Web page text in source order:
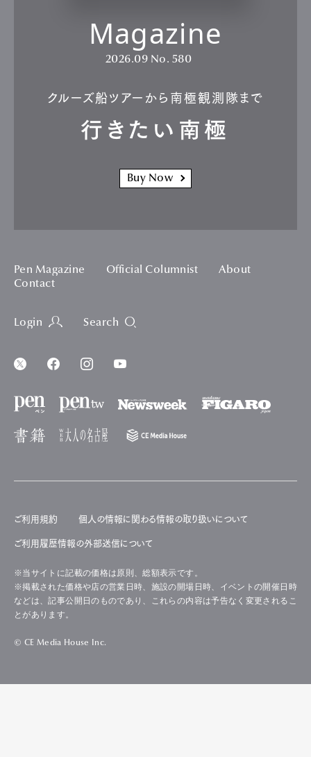
Magazine
2026.09 No. 580
クルーズ船ツアーから南極観測隊まで
行きたい南極
Buy Now
Pen Magazine Official Columnist
About
Contact
Login Search
ご利用規約 個人の情報に関わる情報の取り扱いについて
ご利用履歴情報の外部送信について
※当サイトに記載の価格は原則、総額表示です。
※掲載された価格や店の営業日時、施設の開場日時、イベントの開催日時
などは、記事公開日のものであり、これらの内容は予告なく変更されるこ
とがあります。
© CE Media House Inc.